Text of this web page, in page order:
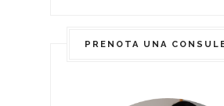
PRENOTA UNA